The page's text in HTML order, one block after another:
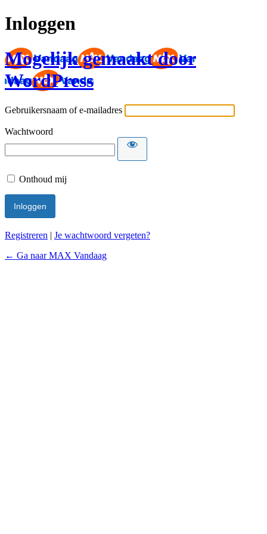
Inloggen
Mogelijk gemaakt door
WordPress
Gebruikersnaam of e-mailadres
Wachtwoord
Onthoud mij
Registreren | Je wachtwoord vergeten?
← Ga naar MAX Vandaag